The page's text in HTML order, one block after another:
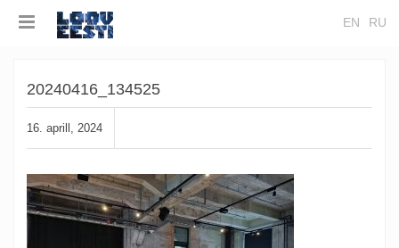
RU
EN
20240416_134525
16. aprill, 2024